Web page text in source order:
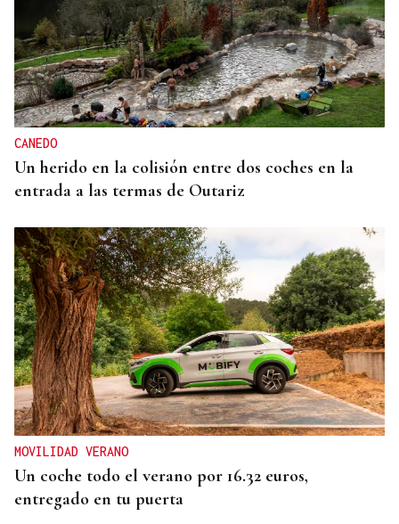
CANEDO
Un herido en la colisión entre dos coches en la
entrada a las termas de Outariz
MOVILIDAD VERANO
Un coche todo el verano por 16.32 euros,
entregado en tu puerta